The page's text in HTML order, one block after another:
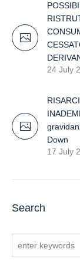
24 July
Down
17 July
Search